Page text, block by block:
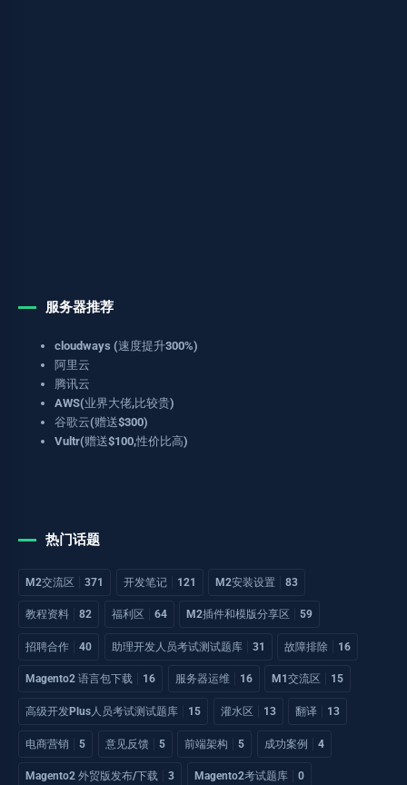
服务器推荐
cloudways (速度提升300%)
阿里云
腾讯云
AWS(业界大佬,比较贵)
谷歌云(赠送$300)
Vultr(赠送$100,性价比高)
热门话题
M2交流区 371 开发笔记 121 M2安装设置 83
教程资料 82 福利区 64 M2插件和模版分享区 59
招聘合作 40 助理开发人员考试测试题库 31 故障排除 16
Magento2 语言包下载 16 服务器运维 16 M1交流区 15
高级开发Plus人员考试测试题库 15 灌水区 13 翻译 13
电商营销 5 意见反馈 5 前端架构 5 成功案例 4
Magento2 外贸版发布/下载 3 Magento2考试题库 0